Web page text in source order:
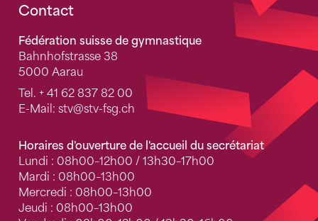
Fusszeile
Contact
Fédération suisse de gymnastique
Bahnhofstrasse 38
5000 Aarau
Tel. + 41 62 837 82 00
E-Mail: stv@stv-fsg.ch
Horaires d'ouverture de l'accueil du secrétariat
Lundi : 08h00–12h00 / 13h30–17h00
Mardi : 08h00–13h00
Mercredi : 08h00–13h00
Jeudi : 08h00–13h00